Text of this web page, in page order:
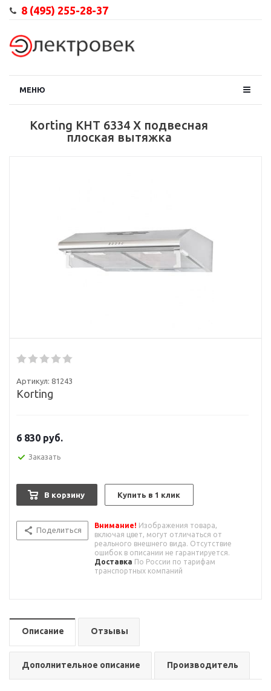
8 (495) 255-28-37
МЕНЮ
Korting KHT 6334 X подвесная
плоская вытяжка
Артикул: 81243
Korting
6 830 руб.
Заказать
В корзину Купить в 1 клик
Поделиться
Внимание! Изображения товара,
включая цвет, могут отличаться от
реального внешнего вида. Отсутствие
ошибок в описании не гарантируется.
Доставка По России по тарифам
транспортных компаний
Описание Отзывы
Дополнительное описание Производитель